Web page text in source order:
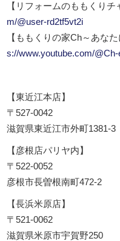
【リフォームのももくり
m/@user-rd2tf5vt2i
【ももくりの家Ch～あな
s://www.youtube.com/@Ch-
【東近江本店】
〒527-0042
滋賀県東近江市外町1381-3
【彦根店パリヤ内】
〒522-0052
彦根市長曽根南町472-2
【長浜米原店】
〒521-0062
滋賀県米原市宇賀野250